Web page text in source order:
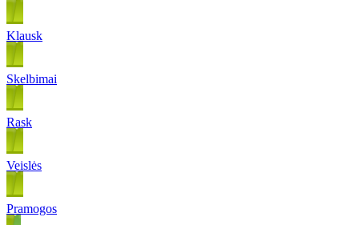
Klausk
Skelbimai
Rask
Veislės
Pramogos